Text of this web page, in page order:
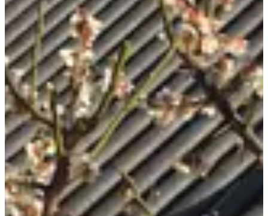
Gli splendidi edificihanokmescolati con il verde e la natura
rendono questo luogo perfetto per una breve fuga dalle vibrazioni
della città di cemento.
Le mostre presentano opere di artisti locali e internazionali, la
maggior parte temporanee. È assolutamente un must per i viaggiatori
e i visitatori interessati a scoprire le scene artistiche locali.
Se stai cercando un'esperienza più tranquilla intorno a
Gyeongbokgung, il Museo di Seokpajeong Seoul è un'ottima
opzione per mezza giornata.